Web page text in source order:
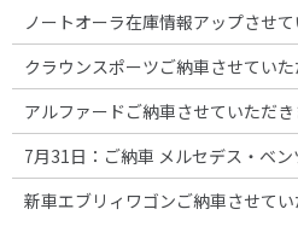
ノートオーラ在庫情報アップさせて
クラウンスポーツご納車させていた
アルファードご納車させていただき
7月31日：ご納車 メルセデス・ベン
新車エブリィワゴンご納車させてい